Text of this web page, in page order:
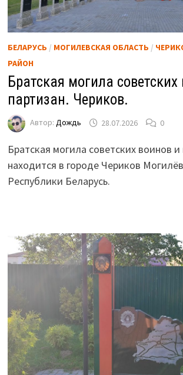
БЕЛАРУСЬ / МОГИЛЕВСКАЯ ОБЛАСТЬ /
РАЙОН
Братская могила
партизан. Чериков.
Автор: Дождь 28.07.2026 0
Братская могила советских воинов и
находится в городе Чериков
Республики Беларусь.